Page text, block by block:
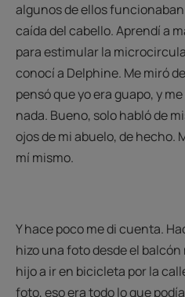
algunos de ellos
caída del cabello. Aprendí a
para estimular la
conocí a Delphine. Me miró
pensó que yo era guapo, y
nada. Bueno, solo habló de
ojos de mi abuelo, de hecho.
mí mismo.
Y hace poco me di cuenta.
hizo una foto desde el
hijo a ir en bicicleta por la
foto, eso era todo lo que